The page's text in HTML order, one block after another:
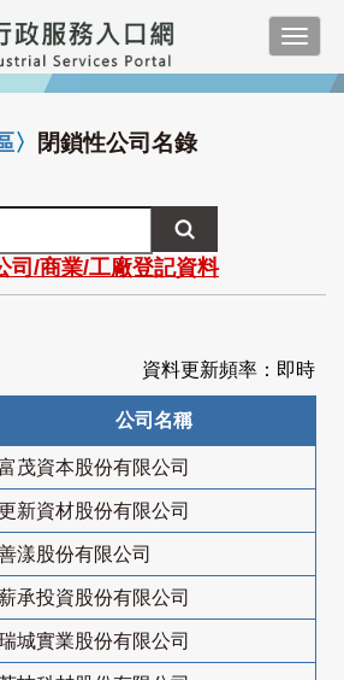
〉 閉鎖性公司名錄
司/商業/工廠登記資料
資料更新頻率：即時
公司名稱
茂資本股份有限公司
新資材股份有限公司
漾股份有限公司
承投資股份有限公司
城實業股份有限公司